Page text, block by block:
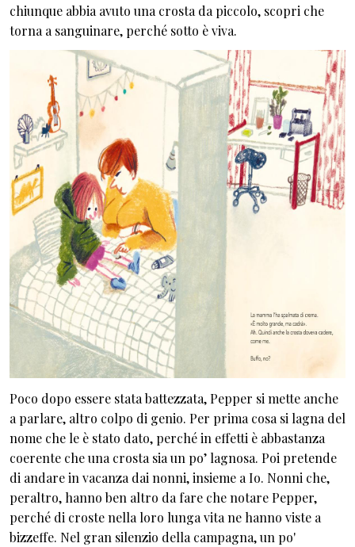
chiunque abbia avuto una crosta da piccolo, scopri che
torna a sanguinare, perché sotto è viva.
Poco dopo essere stata battezzata, Pepper si mette anche
a parlare, altro colpo di genio. Per prima cosa si lagna del
nome che le è stato dato, perché in effetti è abbastanza
coerente che una crosta sia un po’ lagnosa. Poi pretende
di andare in vacanza dai nonni, insieme a Io. Nonni che,
peraltro, hanno ben altro da fare che notare Pepper,
perché di croste nella loro lunga vita ne hanno viste a
bizzeffe. Nel gran silenzio della campagna, un po'